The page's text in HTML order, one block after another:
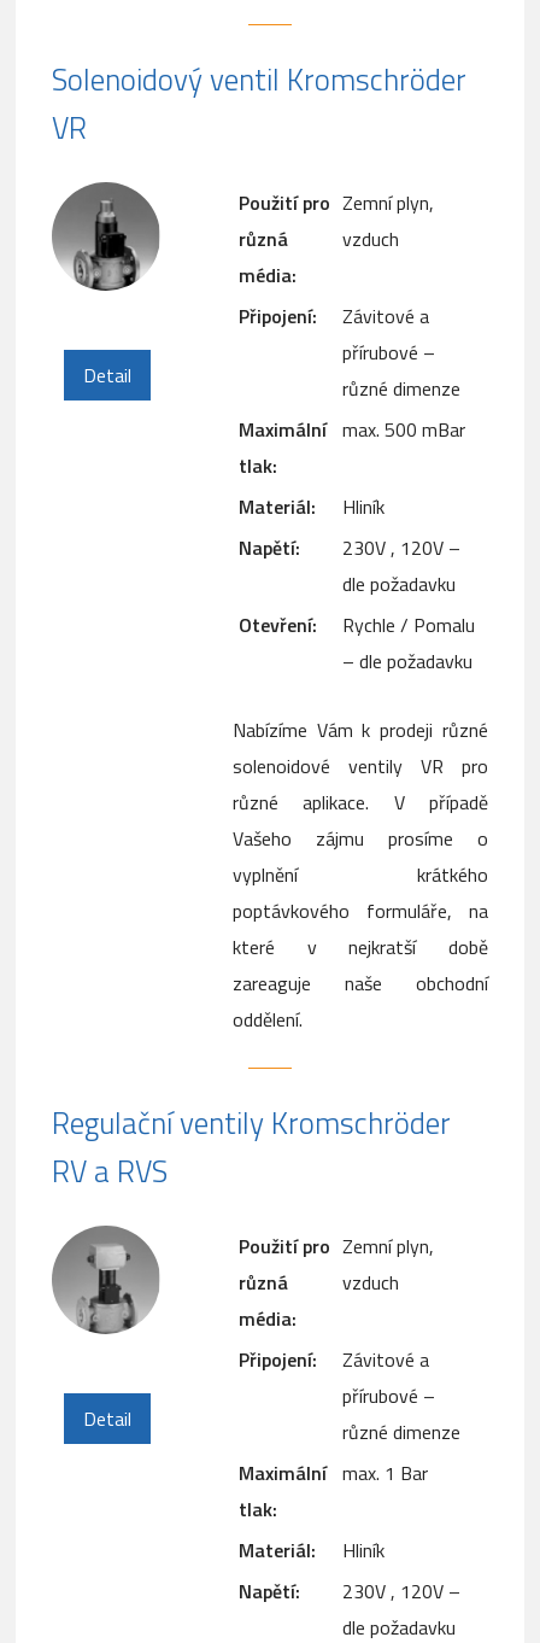
Solenoidový ventil Kromschröder
VR
Detail
Použití pro
různá
média:
Zemní plyn,
vzduch
Připojení:
Závitové a
přírubové –
různé dimenze
Maximální
tlak:
max. 500 mBar
Materiál:
Hliník
Napětí:
230V , 120V –
dle požadavku
Otevření:
Rychle / Pomalu
– dle požadavku
Nabízíme Vám k prodeji různé
solenoidové ventily VR pro
různé aplikace. V případě
Vašeho zájmu prosíme o
vyplnění krátkého
poptávkového formuláře, na
které v nejkratší době
zareaguje naše obchodní
oddělení.
Regulační ventily Kromschröder
RV a RVS
Detail
Použití pro
různá
média:
Zemní plyn,
vzduch
Připojení:
Závitové a
přírubové –
různé dimenze
Maximální
tlak:
max. 1 Bar
Materiál:
Hliník
Napětí:
230V , 120V –
dle požadavku